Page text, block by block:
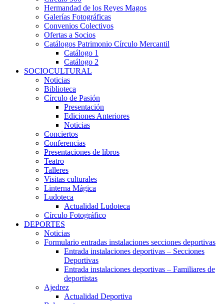
Hermandad de los Reyes Magos
Galerías Fotográficas
Convenios Colectivos
Ofertas a Socios
Catálogos Patrimonio Círculo Mercantil
Catálogo 1
Catálogo 2
SOCIOCULTURAL
Noticias
Biblioteca
Círculo de Pasión
Presentación
Ediciones Anteriores
Noticias
Conciertos
Conferencias
Presentaciones de libros
Teatro
Talleres
Visitas culturales
Linterna Mágica
Ludoteca
Actualidad Ludoteca
Círculo Fotográfico
DEPORTES
Noticias
Formulario entradas instalaciones secciones deportivas
Entrada instalaciones deportivas – Secciones
Deportivas
Entrada instalaciones deportivas – Familiares de
deportistas
Ajedrez
Actualidad Deportiva